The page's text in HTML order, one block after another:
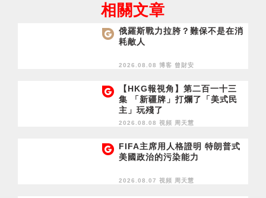
相關文章
俄羅斯戰力拉胯？難保不是在消
耗敵人
2026.08.08 博客 曾財安
【HKG報視角】第二百一十三
集 「新疆牌」打爛了「美式民
主」玩殘了
2026.08.08 視頻 周天慧
FIFA主席用人格證明 特朗普式
美國政治的污染能力
2026.08.07 視頻 周天慧